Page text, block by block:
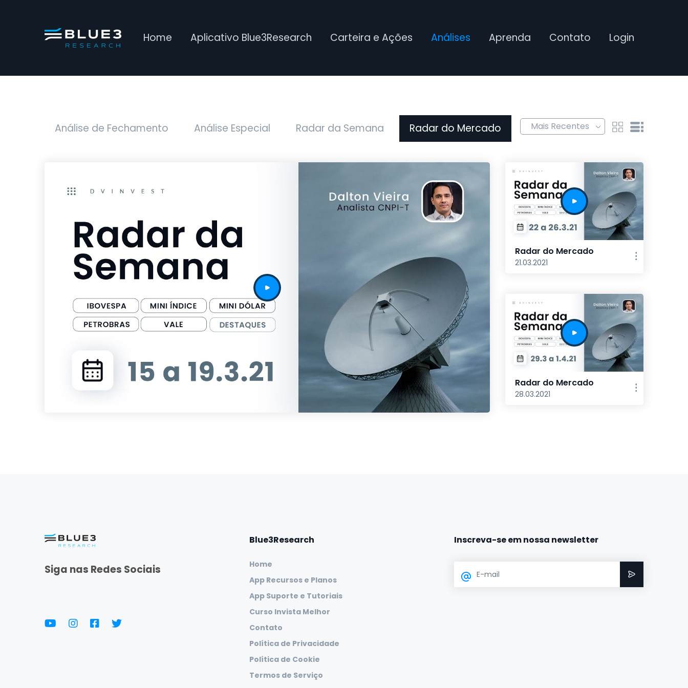
Home Aplicativo Blue3Research Carteira e Ações Análises Aprenda Contato Login
Análise de Fechamento Análise Especial Radar da Semana Radar do Mercado
Radar do Mercado
21.03.2021
Radar do Mercado
28.03.2021
Siga nas Redes Sociais
Blue3Research
Home
App Recursos e Planos
App Suporte e Tutoriais
Curso Invista Melhor
Contato
Política de Privacidade
Política de Cookie
Termos de Serviço
Inscreva-se em nossa newsletter